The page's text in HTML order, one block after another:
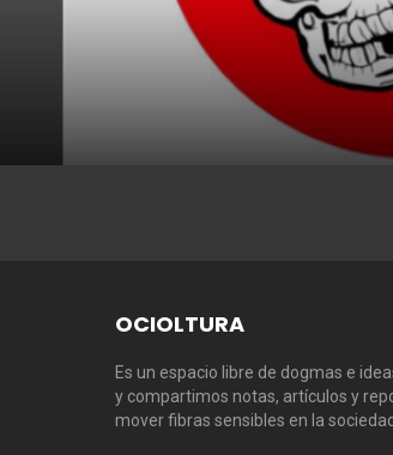
OCIOLTURA
Es un espacio libre de dogmas e
y compartimos notas, artículos y
mover fibras sensibles en la